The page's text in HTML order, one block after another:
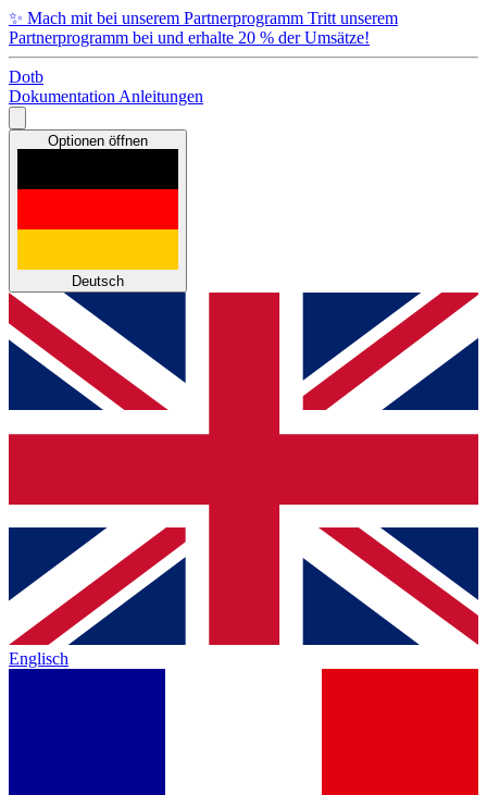
✨ Mach mit bei unserem Partnerprogramm Tritt unserem
Partnerprogramm bei und erhalte 20 % der Umsätze!
Dotb
Dokumentation Anleitungen
Optionen öffnen
Deutsch
Englisch